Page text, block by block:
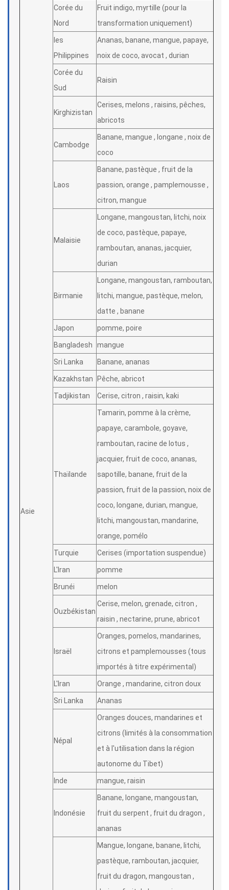
Asie
Corée du
Nord
Fruit indigo, myrtille (pour la
transformation uniquement)
les
Philippines
Ananas, banane, mangue, papaye,
noix de coco, avocat , durian
Corée du
Sud
Raisin
Kirghizistan
Cerises, melons , raisins, pêches,
abricots
Cambodge
Banane, mangue , longane , noix de
coco
Laos
Banane, pastèque , fruit de la
passion, orange , pamplemousse ,
citron, mangue
Malaisie
Longane, mangoustan, litchi, noix
de coco, pastèque, papaye,
ramboutan, ananas, jacquier,
durian
Birmanie
Longane, mangoustan, ramboutan,
litchi, mangue, pastèque, melon,
datte , banane
Japon pomme, poire
Bangladesh mangue
Sri Lanka Banane, ananas
Kazakhstan Pêche, abricot
Tadjikistan Cerise, citron , raisin, kaki
Thaïlande
Tamarin, pomme à la crème,
papaye, carambole, goyave,
ramboutan, racine de lotus ,
jacquier, fruit de coco, ananas,
sapotille, banane, fruit de la
passion, fruit de la passion, noix de
coco, longane, durian, mangue,
litchi, mangoustan, mandarine,
orange, pomélo
Turquie Cerises (importation suspendue)
L'Iran pomme
Brunéi melon
Ouzbékistan
Cerise, melon, grenade, citron ,
raisin , nectarine, prune, abricot
Israël
Oranges, pomelos, mandarines,
citrons et pamplemousses (tous
importés à titre expérimental)
L'Iran Orange , mandarine, citron doux
Sri Lanka Ananas
Népal
Oranges douces, mandarines et
citrons (limités à la consommation
et à l'utilisation dans la région
autonome du Tibet)
Inde mangue, raisin
Indonésie
Banane, longane, mangoustan,
fruit du serpent , fruit du dragon ,
ananas
Mangue, longane, banane, litchi,
pastèque, ramboutan, jacquier,
fruit du dragon, mangoustan ,